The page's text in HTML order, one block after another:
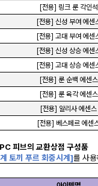
[전용] 링크 룬 각인석
[전용] 신성 부여 에센
[전용] 고대 부여 에센
[전용] 신성 상승 에센
[전용] 고대 상승 에센
[전용] 룬 순백 에센스
[전용] 룬 육각 에센스
[전용] 알리사 에센스
[전용] 베스페르 에센
피브의 교환상점 구성품
토끼 푸르 회중시계]를 사